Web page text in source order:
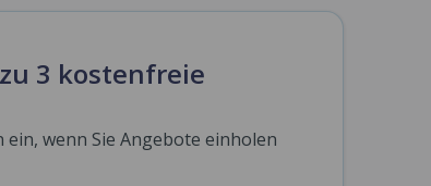
3 kostenfreie
wenn Sie Angebote einholen